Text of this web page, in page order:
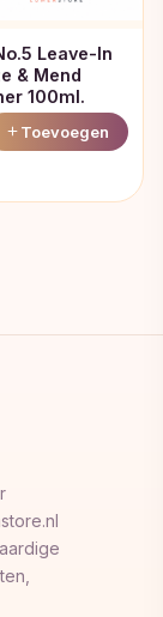
Leave-In
& Mend
100ml.
Toevoegen